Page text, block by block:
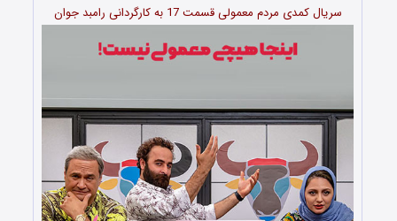
سریال کمدی مردم معمولی قسمت 17 به کارگردانی رامبد جوان